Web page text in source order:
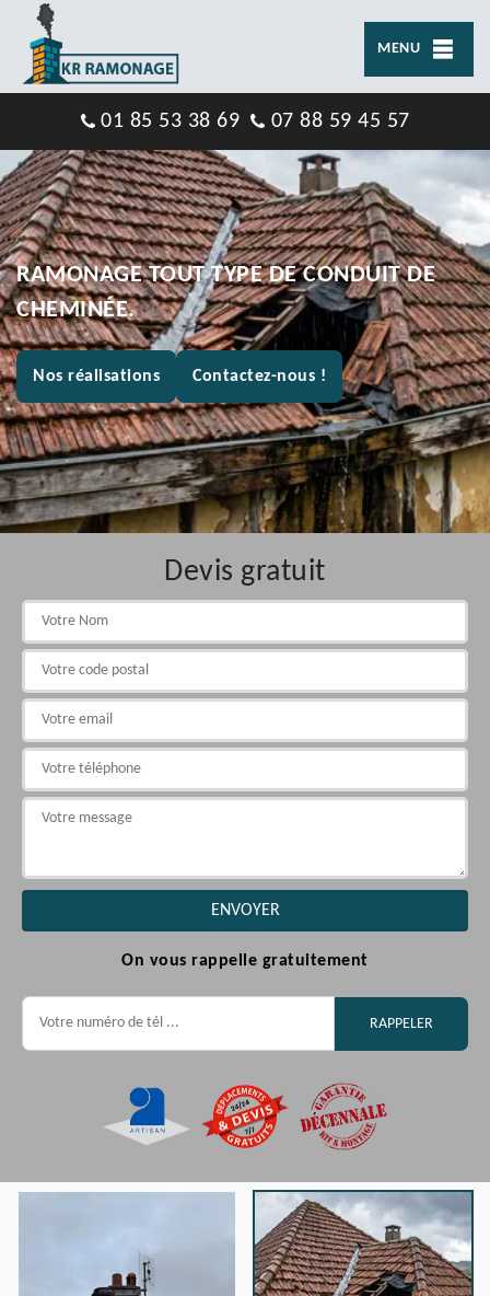
MENU
01 85 53 38 69 07 88 59 45 57
RAMONAGE TOUT TYPE DE CONDUIT DE
CHEMINÉE.
Nos réalisations Contactez-nous !
Devis gratuit
On vous rappelle gratuitement